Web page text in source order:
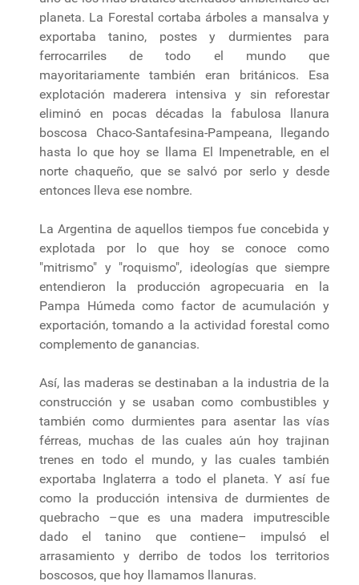
planeta. La Forestal cortaba árboles a mansalva y
exportaba tanino, postes y durmientes para
ferrocarriles de todo el mundo que
mayoritariamente también eran británicos. Esa
explotación maderera intensiva y sin reforestar
eliminó en pocas décadas la fabulosa llanura
boscosa Chaco-Santafesina-Pampeana, llegando
hasta lo que hoy se llama El Impenetrable, en el
norte chaqueño, que se salvó por serlo y desde
entonces lleva ese nombre.
La Argentina de aquellos tiempos fue concebida y
explotada por lo que hoy se conoce como
"mitrismo" y "roquismo", ideologías que siempre
entendieron la producción agropecuaria en la
Pampa Húmeda como factor de acumulación y
exportación, tomando a la actividad forestal como
complemento de ganancias.
Así, las maderas se destinaban a la industria de la
construcción y se usaban como combustibles y
también como durmientes para asentar las vías
férreas, muchas de las cuales aún hoy trajinan
trenes en todo el mundo, y las cuales también
exportaba Inglaterra a todo el planeta. Y así fue
como la producción intensiva de durmientes de
quebracho –que es una madera imputrescible
dado el tanino que contiene– impulsó el
arrasamiento y derribo de todos los territorios
boscosos, que hoy llamamos llanuras.